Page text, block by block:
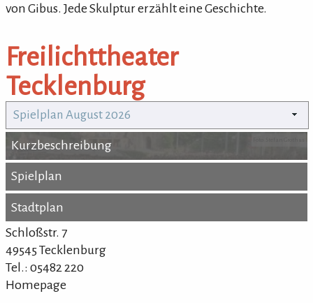
von Gibus. Jede Skulptur erzählt eine Geschichte.
Freilichttheater
Tecklenburg
Spielplan August 2026
Kurzbeschreibung
Kurzbeschreibung
Spielplan
Spielplan
Stadtplan
Stadtplan
Schloßstr. 7
49545 Tecklenburg
Tel.: 05482 220
Homepage